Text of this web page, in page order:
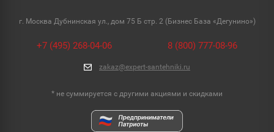
г. Москва Дубнинская ул., дом 75 Б стр. 2 (Бизнес База «Дегунино»)
+7 (495) 268-04-06 8 (800) 777-08-96
zakaz@expert-santehniki.ru
* не суммируется с другими акциями и скидками